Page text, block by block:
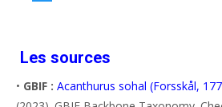
Les sources
• GBIF : Acanthurus sohal (Forsskål,